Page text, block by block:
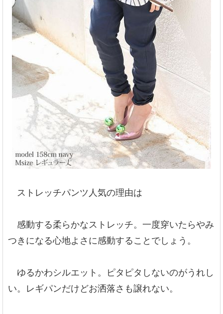
ストレッチパンツ人気の理由は
感動する柔らかなストレッチ。一度穿いたらやみ
つきになる心地よさに感動することでしょう。
ゆるかわシルエット。ピタピタしないのがうれし
い。レギパンだけどお洒落さも譲れない。